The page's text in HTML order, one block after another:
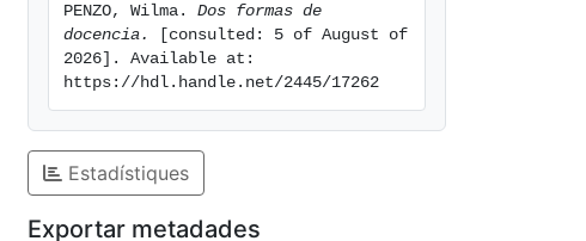
PENZO, Wilma. Dos formas de
docencia.
[consulted: 5 of August of
2026]. Available at:
https://hdl.handle.net/2445/17262
Estadístiques
Exportar metadades